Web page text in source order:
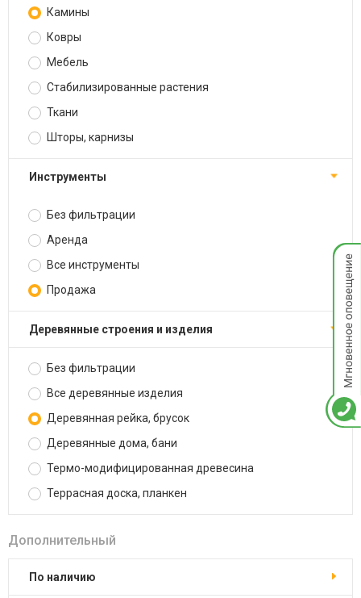
Камины
Ковры
Мебель
Стабилизированные растения
Ткани
Шторы, карнизы
Инструменты
Без фильтрации
Аренда
Все инструменты
Продажа
Деревянные строения и изделия
Без фильтрации
Все деревянные изделия
Деревянная рейка, брусок
Деревянные дома, бани
Термо-модифицированная древесина
Террасная доска, планкен
Дополнительный
По наличию